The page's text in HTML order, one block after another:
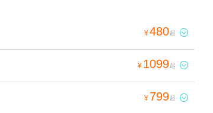
¥480起 
¥ 1099起 
¥ 799起 